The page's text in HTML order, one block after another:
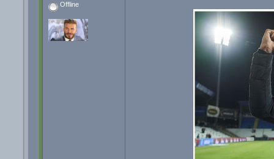
Offline